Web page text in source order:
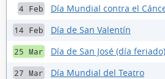
4 Feb Día Mundial contra el
14 Feb Día de San Valentín
25 Mar Día de San José (día feriado)
27 Mar Día Mundial del Teatro